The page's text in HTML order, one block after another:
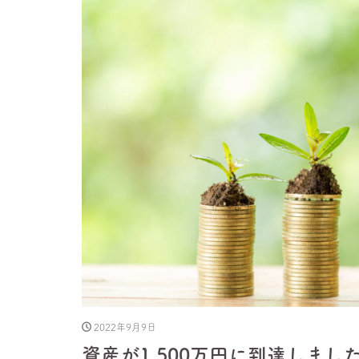
2022年9月9日
資産が1,500万円に到達しまし